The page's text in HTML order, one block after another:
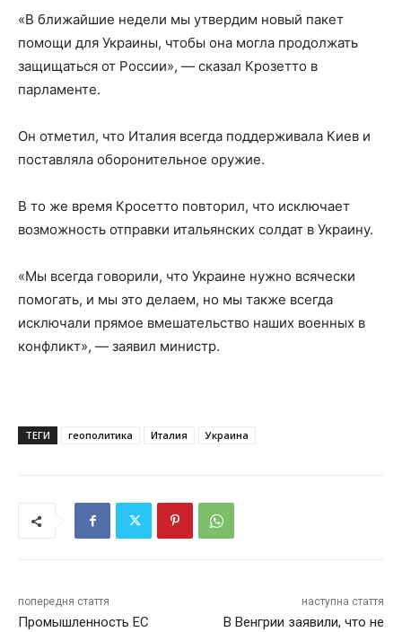
«В ближайшие недели мы утвердим новый пакет
помощи для Украины, чтобы она могла продолжать
защищаться от России», — сказал Крозетто в
парламенте.
Он отметил, что Италия всегда поддерживала Киев и
поставляла оборонительное оружие.
В то же время Кросетто повторил, что исключает
возможность отправки итальянских солдат в Украину.
«Мы всегда говорили, что Украине нужно всячески
помогать, и мы это делаем, но мы также всегда
исключали прямое вмешательство наших военных в
конфликт», — заявил министр.
ТЕГИ геополитика Италия Украина
попередня стаття
Промышленность ЕС
наступна стаття
В Венгрии заявили, что не